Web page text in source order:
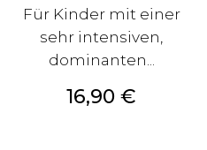
Für Kinder mit einer
sehr intensiven,
dominanten...
Preis
16,90 €